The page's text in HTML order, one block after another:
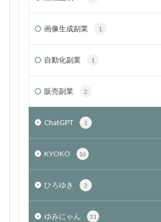
画像生成副業 1
自動化副業 1
販売副業 2
ChatGPT 1
KYOKO 16
ひろゆき 3
ゆみにゃん 31